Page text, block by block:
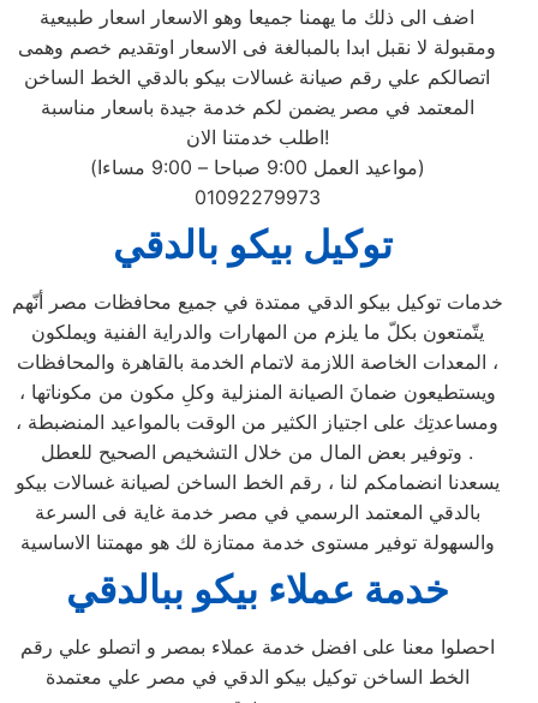
اضف الى ذلك ما يهمنا جميعا وهو الاسعار اسعار طبيعية
ومقبولة لا نقبل ابدا بالمبالغة فى الاسعار اوتقديم خصم وهمى
اتصالكم علي رقم صيانة غسالات بيكو بالدقي الخط الساخن
المعتمد في مصر يضمن لكم خدمة جيدة باسعار مناسبة
اطلب خدمتنا الان!
(مواعيد العمل 9:00 صباحا – 9:00 مساءا)
01092279973
توكيل بيكو بالدقي
خدمات توكيل بيكو الدقي ممتدة في جميع محافظات مصر أنّهم
يتّمتعون بكلّ ما يلزم من المهارات والدراية الفنية ويملكون
المعدات الخاصة اللازمة لاتمام الخدمة بالقاهرة والمحافظات ،
ويستطيعون ضمانَ الصيانة المنزلية وكلِ مكون من مكوناتها ،
ومساعدتِك على اجتياز الكثير من الوقت بالمواعيد المنضبطة ،
وتوفير بعض المال من خلال التشخيص الصحيح للعطل .
يسعدنا انضمامكم لنا ، رقم الخط الساخن لصيانة غسالات بيكو
بالدقي المعتمد الرسمي في مصر خدمة غاية فى السرعة
والسهولة توفير مستوى خدمة ممتازة لك هو مهمتنا الاساسية
خدمة عملاء بيكو ببالدقي
احصلوا معنا على افضل خدمة عملاء بمصر و اتصلو علي رقم
الخط الساخن توكيل بيكو الدقي في مصر علي معتمدة